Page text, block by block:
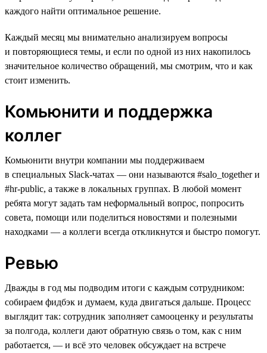
каждого найти оптимальное решение.
Каждый месяц мы внимательно анализируем вопросы
и повторяющиеся темы, и если по одной из них накопилось
значительное количество обращений, мы смотрим, что и как
стоит изменить.
Комьюнити и поддержка
коллег
Комьюнити внутри компании мы поддерживаем
в специальных Slack-чатах — они называются #salo_together и
#hr-public, а также в локальных группах. В любой момент
ребята могут задать там неформальный вопрос, попросить
совета, помощи или поделиться новостями и полезными
находками — а коллеги всегда откликнутся и быстро помогут.
Ревью
Дважды в год мы подводим итоги с каждым сотрудником:
собираем фидбэк и думаем, куда двигаться дальше. Процесс
выглядит так: сотрудник заполняет самооценку и результаты
за полгода, коллеги дают обратную связь о том, как с ним
работается, — и всё это человек обсуждает на встрече